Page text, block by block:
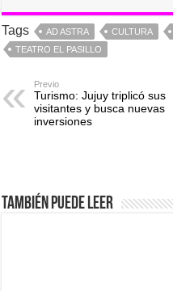
Tags AD ASTRA CULTURA
TEATRO EL PASILLO
Previo
Turismo: Jujuy triplicó sus
visitantes y busca nuevas
inversiones
También puede leer